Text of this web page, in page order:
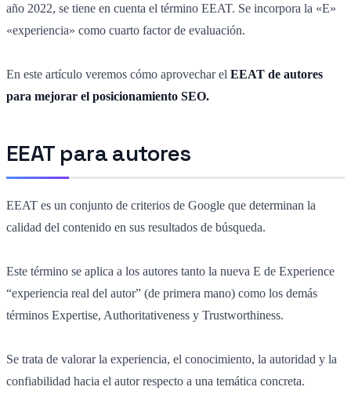
año 2022, se tiene en cuenta el término EEAT. Se incorpora la «E»
«experiencia» como cuarto factor de evaluación.
En este artículo veremos cómo aprovechar el EEAT de autores
para mejorar el posicionamiento SEO.
EEAT para autores
EEAT es un conjunto de criterios de Google que determinan la
calidad del contenido en sus resultados de búsqueda.
Este término se aplica a los autores tanto la nueva E de Experience
“experiencia real del autor” (de primera mano) como los demás
términos Expertise, Authoritativeness y Trustworthiness.
Se trata de valorar la experiencia, el conocimiento, la autoridad y la
confiabilidad hacia el autor respecto a una temática concreta.